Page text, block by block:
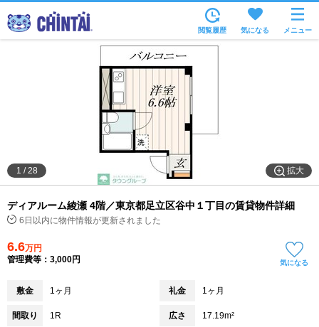
沿線・駅から
住所から
家賃相場から
通勤通学時間から
物件特集から
不動産会社から
TOP
閲覧履歴 気になる メニュー
拡大
1 /28
ディアルーム綾瀬 4階／東京都足立区谷中１丁目の賃貸物件詳細
6日以内に物件情報が更新されました
6.6万円
管理費等：3,000円
気になる
敷金 1ヶ月 礼金 1ヶ月
間取り 1R 広さ 17.19m²